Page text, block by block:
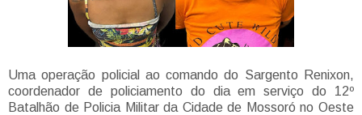
Uma operação policial ao comando do Sargento Renixon,
coordenador de policiamento do dia em serviço do 12º
Batalhão de Policia Militar da Cidade de Mossoró no Oeste